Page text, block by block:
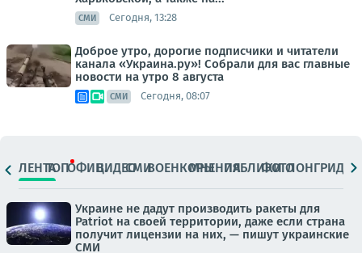
СМИ Сегодня, 13:28
Доброе утро, дорогие подписчики и читатели
канала «Украина.ру»! Собрали для вас главные
новости на утро 8 августа
СМИ Сегодня, 08:07
ЛЕНТАТОПОФИЦ.ВИДЕОСМИВОЕНКОРЫМНЕНИЯПАБЛИКИ
ФОТОЛОНГРИДЫ
Украине не дадут производить ракеты для
Patriot на своей территории, даже если страна
получит лицензии на них, — пишут украинские
СМИ